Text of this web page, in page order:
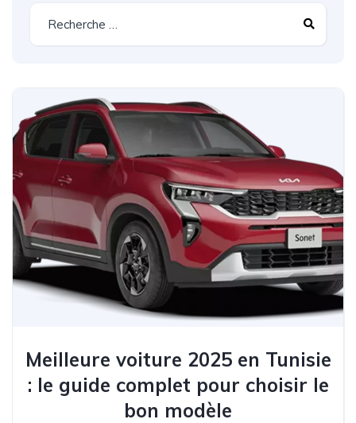
Meilleure voiture 2025 en Tunisie
: le guide complet pour choisir le
bon modèle